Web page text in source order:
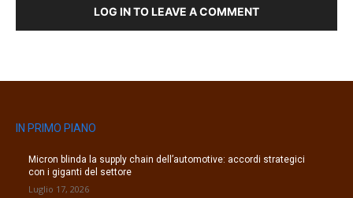
LOG IN TO LEAVE A COMMENT
IN PRIMO PIANO
Micron blinda la supply chain dell’automotive: accordi strategici
con i giganti del settore
Luglio 17, 2026